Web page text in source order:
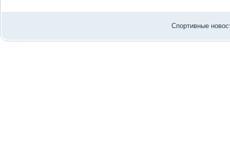
Спортивные